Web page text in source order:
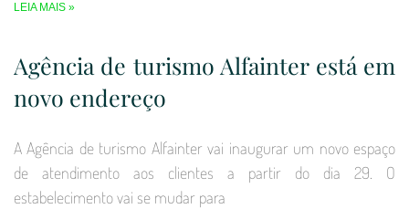
LEIA MAIS »
Agência de turismo Alfainter está em
novo endereço
A Agência de turismo Alfainter vai inaugurar um novo espaço
de atendimento aos clientes a partir do dia 29. O
estabelecimento vai se mudar para